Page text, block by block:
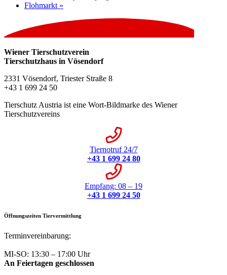
Flohmarkt »
Wiener Tierschutzverein
Tierschutzhaus in Vösendorf
2331 Vösendorf, Triester Straße 8
+43 1 699 24 50
Tierschutz Austria ist eine Wort-Bildmarke des Wiener
Tierschutzvereins
Tiernotruf 24/7
+43 1 699 24 80
Empfang: 08 – 19
+43 1 699 24 50
Öffnungszeiten Tiervermittlung
Terminvereinbarung:
MI-SO: 13:30 – 17:00 Uhr
An Feiertagen geschlossen